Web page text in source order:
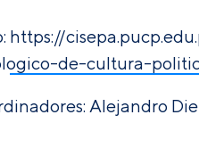
https://
de-cultura-
Alejandro